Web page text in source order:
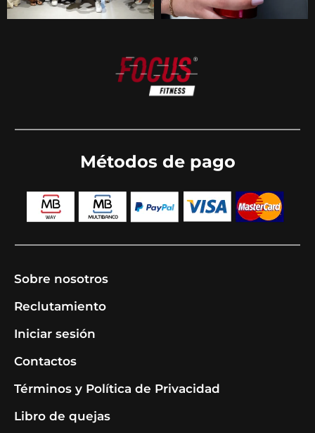
Métodos de pago
Sobre nosotros
Reclutamiento
Iniciar sesión
Contactos
Términos y Política de Privacidad
Libro de quejas